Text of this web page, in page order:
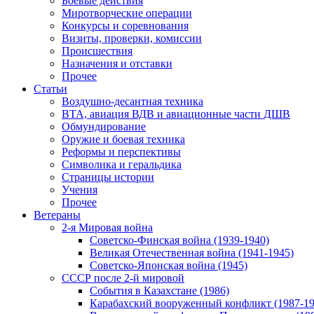
Миротворческие операции
Конкурсы и соревнования
Визиты, проверки, комиссии
Происшествия
Назначения и отставки
Прочее
Статьи
Воздушно-десантная техника
ВТА, авиация ВДВ и авиационные части ДШВ
Обмундирование
Оружие и боевая техника
Реформы и перспективы
Символика и геральдика
Страницы истории
Учения
Прочее
Ветераны
2-я Мировая война
Советско-Финская война (1939-1940)
Великая Отечественная война (1941-1945)
Советско-Японская война (1945)
СССР после 2-й мировой
События в Казахстане (1986)
Карабахский вооруженный конфликт (1987-